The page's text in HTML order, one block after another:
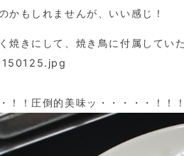
かもしれませんが、いい感じ！
焼きにして、焼き鳥に付属してい
！！圧倒的美味ッ・・・・・！！！